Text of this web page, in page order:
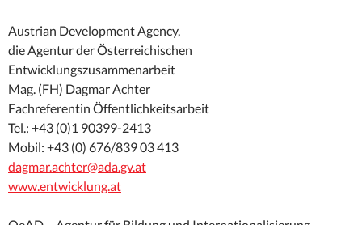
Austrian Development Agency,
die Agentur der Österreichischen
Entwicklungszusammenarbeit
Mag. (FH) Dagmar Achter
Fachreferentin Öffentlichkeitsarbeit
Tel.: +43 (0)1 90399-2413
Mobil: +43 (0) 676/839 03 413
dagmar.achter@ada.gv.at
www.entwicklung.at